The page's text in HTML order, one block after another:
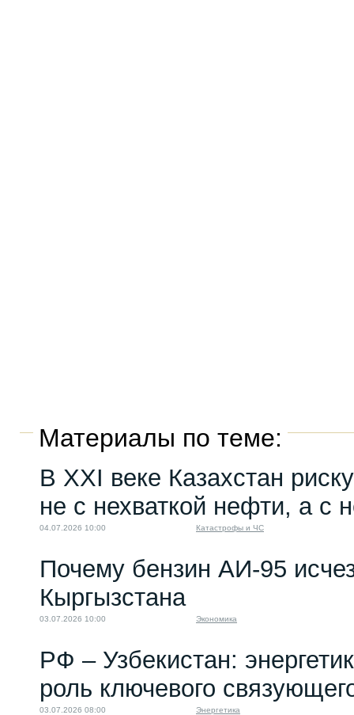
Материалы по теме:
В XXI веке Казахстан
не с нехваткой нефти, а с
04.07.2026 10:00 Катастрофы и ЧС
Почему бензин АИ-95
Кыргызстана
03.07.2026 10:00 Экономика
РФ – Узбекистан:
роль ключевого
03.07.2026 08:00 Энергетика